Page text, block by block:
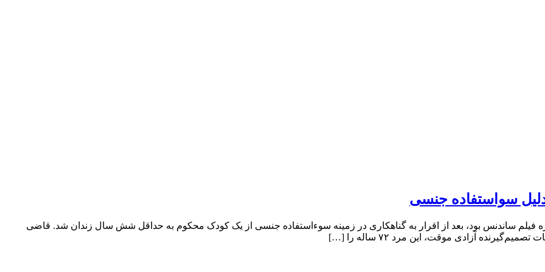
سواستفاده جنسی
فیلم ساندنس بود، بعد از اقرار به گناهکاری در زمینه سوءاستفاده جنسی از یک کودک محکوم به حداقل شش سال زندان شد. قاضی
آزادی موقت، این مرد ۷۲ ساله را […]